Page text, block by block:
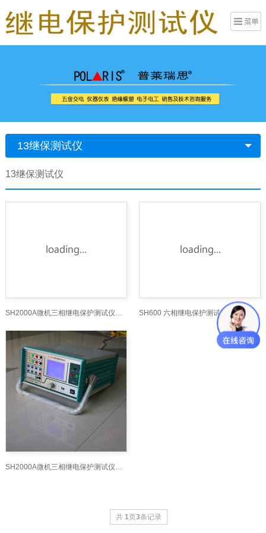
13继保测试仪
13继保测试仪
SH2000A微机三相继电保护测试仪技术参数-继电保护 SH600 六相继电保护测试装置_继电保护测试仪网
SH2000A微机三相继电保护测试仪技术参数
共1页3条记录